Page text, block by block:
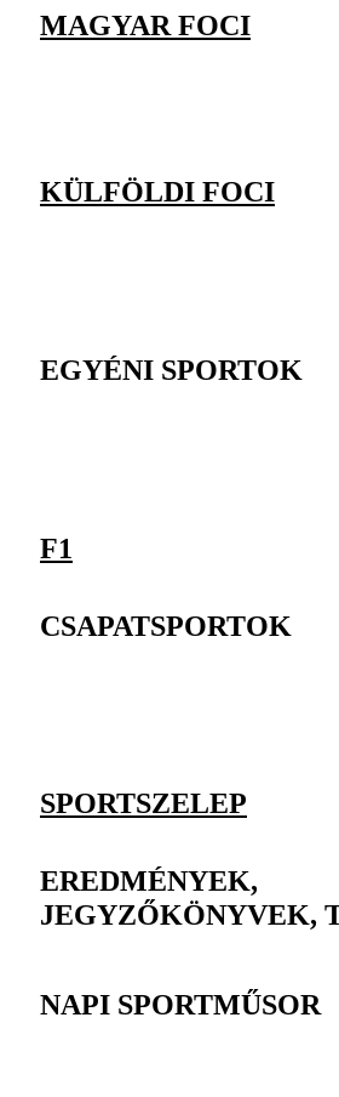
MAGYAR FOCI
KÜLFÖLDI FOCI
EGYÉNI SPORTOK
F1
CSAPATSPORTOK
SPORTSZELEP
EREDMÉNYEK,
JEGYZŐKÖNYVEK,
NAPI SPORTMŰSOR